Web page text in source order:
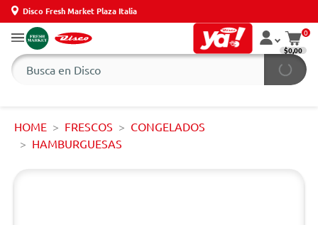
Disco Fresh Market Plaza Italia
0
$0,00
HOME FRESCOS
CONGELADOS
HAMBURGUESAS